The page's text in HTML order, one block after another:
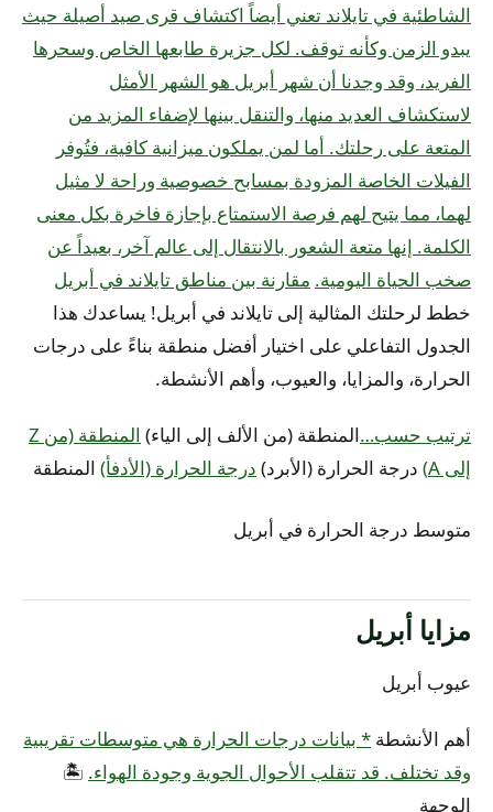
الشاطئية في تايلاند تعني أيضاً اكتشاف قرى صيد أصيلة حيث
يبدو الزمن وكأنه توقف. لكل جزيرة طابعها الخاص وسحرها
الفريد، وقد وجدنا أن شهر أبريل هو الشهر الأمثل
لاستكشاف العديد منها، والتنقل بينها لإضفاء المزيد من
المتعة على رحلتك. أما لمن يملكون ميزانية كافية، فتُوفر
الفيلات الخاصة المزودة بمسابح خصوصية وراحة لا مثيل
لهما، مما يتيح لهم فرصة الاستمتاع بإجازة فاخرة بكل معنى
الكلمة. إنها متعة الشعور بالانتقال إلى عالم آخر، بعيداً عن
صخب الحياة اليومية. مقارنة بين مناطق تايلاند في أبريل
خطط لرحلتك المثالية إلى تايلاند في أبريل! يساعدك هذا
الجدول التفاعلي على اختيار أفضل منطقة بناءً على درجات
الحرارة، والمزايا، والعيوب، وأهم الأنشطة.
ترتيب حسب…المنطقة (من الألف إلى الياء)
المنطقة (من Z
إلى A)
درجة الحرارة (الأبرد)درجة الحرارة (الأدفأ)المنطقة
متوسط ​​درجة الحرارة في أبريل
مزايا أبريل
عيوب أبريل
أهم الأنشطة * بيانات درجات الحرارة هي متوسطات تقريبية
وقد تختلف. قد تتقلب الأحوال الجوية وجودة الهواء. 🏝️
الوجهة